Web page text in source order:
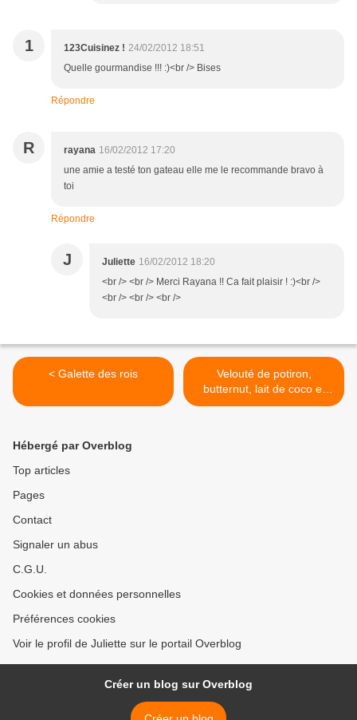
1 123Cuisinez ! 24/02/2012 18:51
Quelle gourmandise !!! :)<br /> Bises
Répondre
R rayana 16/02/2012 17:20
une amie a testé ton gateau elle me le recommande bravo à
toi
Répondre
J Juliette 16/02/2012 18:20
<br /> <br /> Merci Rayana !! Ca fait plaisir ! :)<br />
<br /> <br /> <br />
< Galette des rois
Velouté de potiron,
butternut, lait de coco et
noix >
Hébergé par Overblog
Top articles
Pages
Contact
Signaler un abus
C.G.U.
Cookies et données personnelles
Préférences cookies
Voir le profil de Juliette sur le portail Overblog
Créer un blog sur Overblog